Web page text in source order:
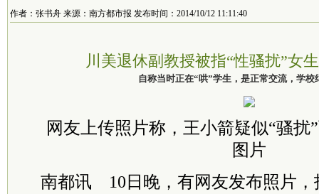
作者：张书舟 来源：南方都市报 发布时间：2014/10/12 11:11:40
川美退休副教授被指“性骚扰”女
自称当时正在“哄”学生，是正常交流，学校
网友上传照片称，王小箭疑似“骚扰
图片
南都讯 10日晚，有网友发布照片，